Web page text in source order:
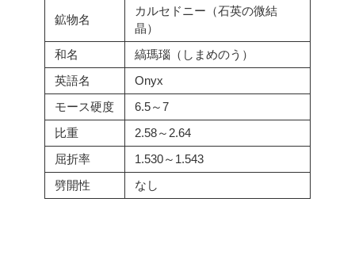
鉱物名
カルセドニー（石英の微結
晶）
和名
縞瑪瑙（しまめのう）
英語名
Onyx
モース硬度
6.5～7
比重
2.58～2.64
屈折率
1.530～1.543
劈開性
なし